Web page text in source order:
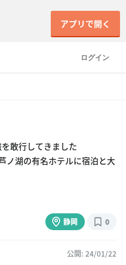
ログイン
アプリで開く
敢行してきました
ノ湖の有名ホテルに宿泊と大
静岡 0
公開: 24/01/22